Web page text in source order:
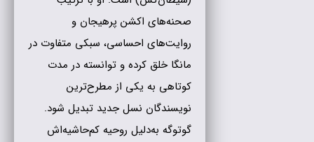
صحنه‌های اکشن پرهیجان و
روایت‌های احساسی، سبکی متفاوت در
مانگا خلق کرده و توانسته در مدت
کوتاهی به یکی از مطرح‌ترین
نویسندگان نسل جدید تبدیل شود.
گوتوگه به‌دلیل روحیه کم‌حاشیه‌اش